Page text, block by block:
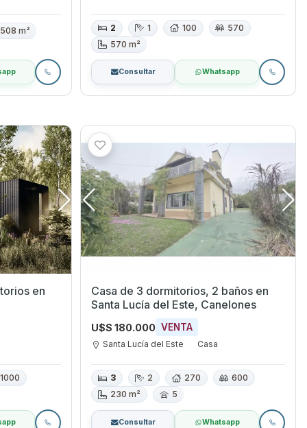
508 m² 2 1 100
570
570 m²
Consultar Whatsapp
en
1000
Casa de 3 dormitorios, 2 baños en
Santa Lucía del Este, Canelones
U$S 180.000 VENTA
Santa Lucía del Este Casa
3 2 270
600
230 m²
5
Consultar Whatsapp